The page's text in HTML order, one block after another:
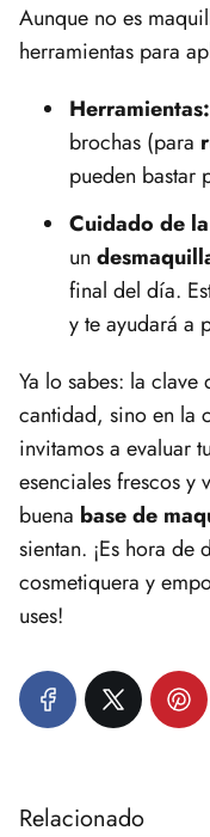
Aunque no es
herramientas para
Herramientas:
brochas (para
pueden bastar
Cuidado de
un
final del día.
y te ayudará a
Ya lo sabes: la clave
cantidad, sino en la
invitamos a evaluar
esenciales frescos y
buena base de
sientan. ¡Es hora de
cosmetiquera y
uses!
Relacionado